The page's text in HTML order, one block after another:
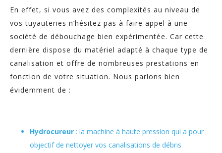
En effet, si vous avez des complexités au niveau de
vos tuyauteries n’hésitez pas à faire appel à une
société de débouchage bien expérimentée. Car cette
dernière dispose du matériel adapté à chaque type de
canalisation et offre de nombreuses prestations en
fonction de votre situation. Nous parlons bien
évidemment de :
Hydrocureur : la machine à haute pression qui a pour
objectif de nettoyer vos canalisations de débris